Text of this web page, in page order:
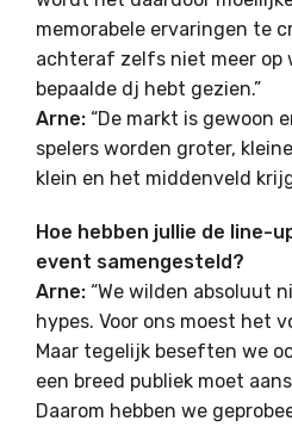
memorabele ervaringen te
achteraf zelfs niet meer op
bepaalde dj hebt gezien.”
Arne: “De markt is gewoon
spelers worden groter,
klein en het middenveld
Hoe hebben jullie de line-
event samengesteld?
Arne: “We wilden absoluut
hypes. Voor ons moest het
Maar tegelijk beseften we
een breed publiek moet
Daarom hebben we